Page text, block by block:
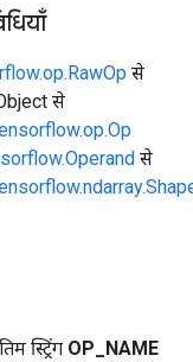
से
से
से
स्ट्रिंग OP NAME